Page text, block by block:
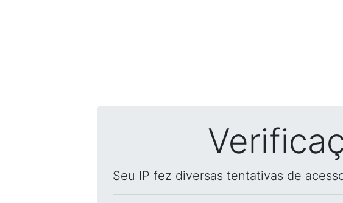
Seu IP fez diversas tentativas de